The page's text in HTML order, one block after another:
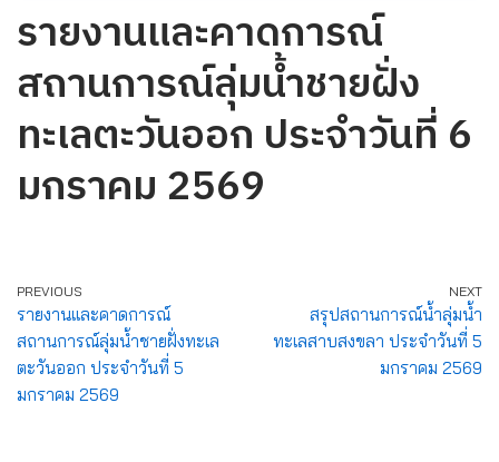
รายงานและคาดการณ์
สถานการณ์ลุ่มน้ำชายฝั่ง
ทะเลตะวันออก ประจำวันที่ 6
มกราคม 2569
PREVIOUS
รายงานและคาดการณ์
สถานการณ์ลุ่มน้ำชายฝั่งทะเล
ตะวันออก ประจำวันที่ 5
มกราคม 2569
NEXT
สรุปสถานการณ์น้ำลุ่มน้ำ
ทะเลสาบสงขลา ประจำวันที่ 5
มกราคม 2569